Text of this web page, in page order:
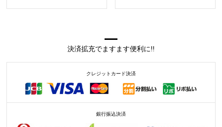
決済拡充でますます便利に!!
クレジットカード決済
銀行振込決済